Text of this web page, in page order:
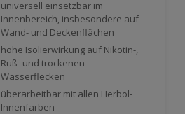
universell einsetzbar im
Innenbereich, insbesondere auf
Wand- und Deckenflächen
hohe Isolierwirkung auf Nikotin-,
Ruß- und trockenen
Wasserflecken
überarbeitbar mit allen Herbol-
Innenfarben